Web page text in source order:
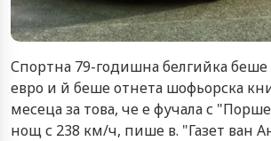
Спортна 79-годишна белгийка беше
евро и й беше отнета шофьорска
месеца за това, че е фучала с
нощ с 238 км/ч, пише в. "Газет ван